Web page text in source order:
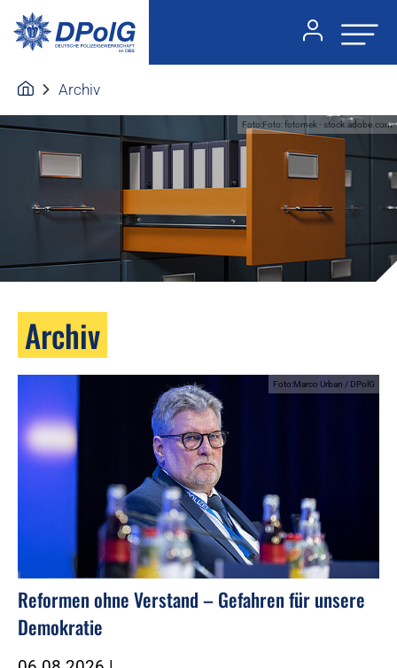
Archiv
Foto:Foto: fotomek - stock.adobe.com
Archiv
Foto:Marco Urban / DPolG
Reformen ohne Verstand – Gefahren für unsere
Demokratie